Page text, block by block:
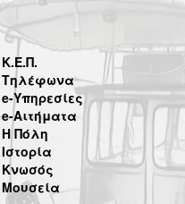
Κ.Ε.Π.
Τηλέφωνα
e-Υπηρεσίες
e-Αιτήματα
Η Πόλη
Ιστορία
Κνωσός
Μουσεία